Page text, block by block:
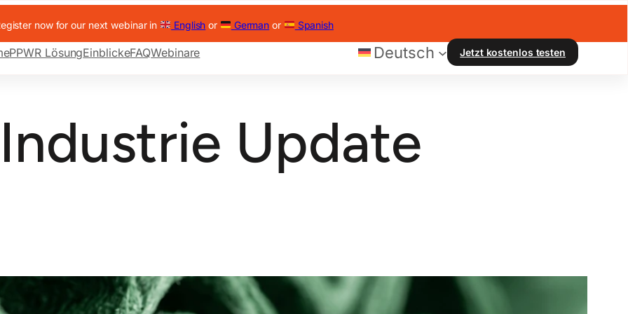
now for our next webinar in English or German or Spanish
PPWR LösungEinblickeFAQWebinare Deutsch Jetzt kostenlos testen
Industrie Update